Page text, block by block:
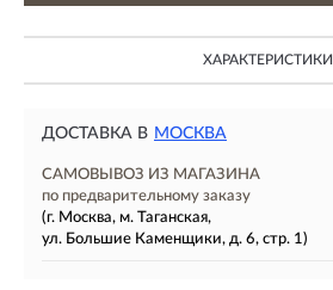
ХАРАКТЕРИСТИКИ
ДОСТАВКА В МОСКВА
САМОВЫВОЗ ИЗ МАГАЗИНА
по предварительному заказу
(г. Москва, м. Таганская,
ул. Большие Каменщики, д. 6, стр. 1)